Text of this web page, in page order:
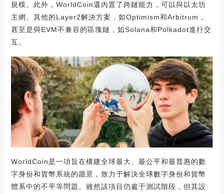
規模。此外，WorldCoin還內置了跨鏈能力，可以與以太坊
主網、其他的Layer2解決方案，如Optimism和Arbitrum，
甚至是與EVM不兼容的區塊鏈，如Solana和Polkadot進行交
互。
WorldCoin是一項旨在構建全球最大、最公平和最普惠的數
字身份和貨幣系統的愿景，致力于解決全球數字身份和貨幣
體系中的不平等問題。雖然該項目仍處于測試階段，但其設